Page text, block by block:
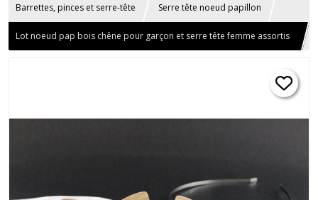
Barrettes, pinces et serre-tête Serre tête noeud papillon
Lot noeud pap bois chêne pour garçon et serre tête femme assortis